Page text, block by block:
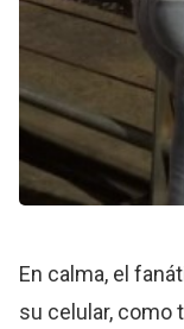
En calma, el
su celular, como